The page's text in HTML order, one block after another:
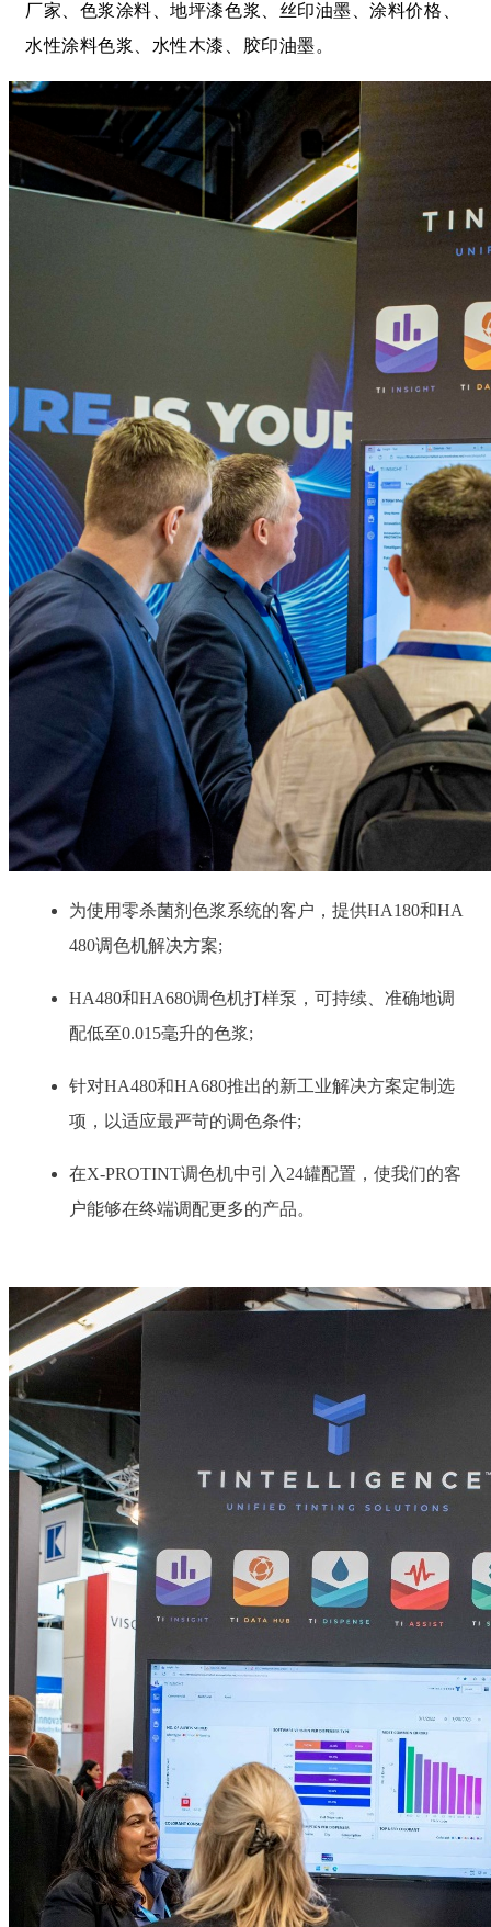
厂家、色浆涂料、地坪漆色浆、丝印油墨 、涂料价格、
水性涂料色浆、水性木漆、胶印油墨。
为使用零杀菌剂色浆系统的客户，提供HA180和HA
480调色机解决方案;
HA480和HA680调色机打样泵，可持续、准确地调
配低至0.015毫升的色浆;
针对HA480和HA680推出的新工业解决方案定制选
项，以适应最严苛的调色条件;
在X-PROTINT调色机中引入24罐配置，使我们的客
户能够在终端调配更多的产品。